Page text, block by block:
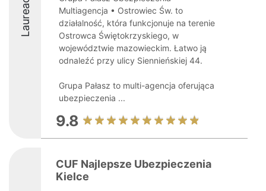
Laureaci
Multiagencja • Ostrowiec Św. to
działalność, która funkcjonuje na terenie
Ostrowca Świętokrzyskiego, w
województwie mazowieckim. Łatwo ją
odnaleźć przy ulicy Siennieńskiej 44.
Grupa Pałasz to multi-agencja oferująca
ubezpieczenia ...
9.8
CUF Najlepsze Ubezpieczenia
Kielce